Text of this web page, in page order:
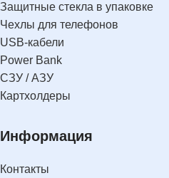
Защитные стекла в упаковке
Чехлы для телефонов
USB-кабели
Power Bank
СЗУ / АЗУ
Картхолдеры
Информация
Контакты